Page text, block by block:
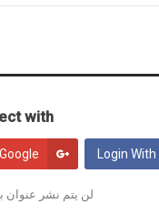
with:
Login
لن يتم نشر عنوان